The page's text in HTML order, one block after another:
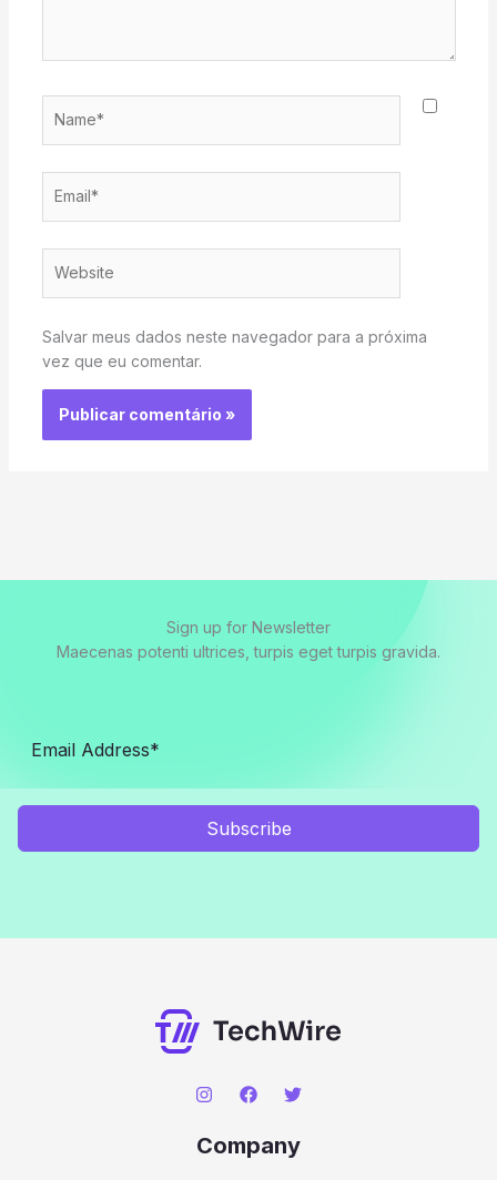
Salvar meus dados neste navegador para a próxima
vez que eu comentar.
Sign up for Newsletter
Maecenas potenti ultrices, turpis eget turpis gravida.
Subscribe
Company